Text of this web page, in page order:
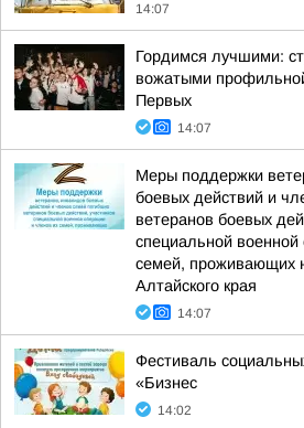
14:07
Гордимся лучшими:
вожатыми
Первых
14:07
Меры поддержки
боевых действий и
ветеранов боевых
специальной
семей, проживающих
Алтайского края
14:07
Фестиваль
«Бизнес
14:02